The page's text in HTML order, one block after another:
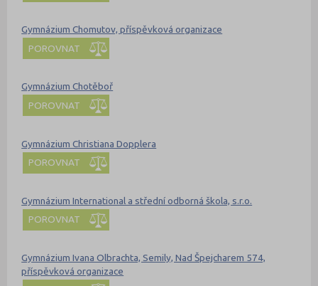
Gymnázium Chomutov, příspěvková organizace
POROVNAT
Gymnázium Chotěboř
POROVNAT
Gymnázium Christiana Dopplera
POROVNAT
Gymnázium International a střední odborná škola, s.r.o.
POROVNAT
Gymnázium Ivana Olbrachta, Semily, Nad Špejcharem 574,
příspěvková organizace